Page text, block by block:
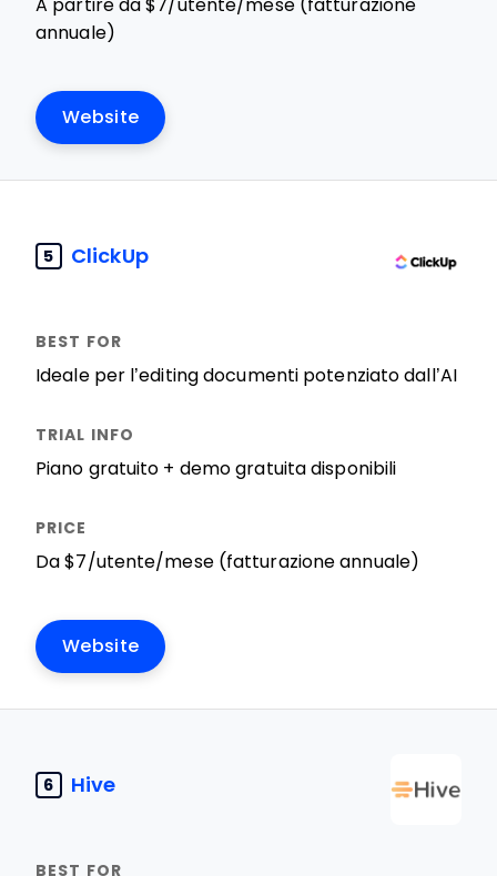
A partire da $7/utente/mese (fatturazione
annuale)
Website
5 ClickUp
Ideale per l’editing documenti potenziato dall’AI
Piano gratuito + demo gratuita disponibili
Da $7/utente/mese (fatturazione annuale)
Website
6 Hive